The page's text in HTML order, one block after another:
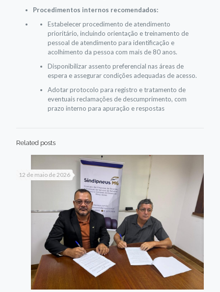
Procedimentos internos recomendados:
Estabelecer procedimento de atendimento
prioritário, incluindo orientação e treinamento de
pessoal de atendimento para identificação e
acolhimento da pessoa com mais de 80 anos.
Disponibilizar assento preferencial nas áreas de
espera e assegurar condições adequadas de acesso.
Adotar protocolo para registro e tratamento de
eventuais reclamações de descumprimento, com
prazo interno para apuração e respostas
Related posts
12 de maio de 2026